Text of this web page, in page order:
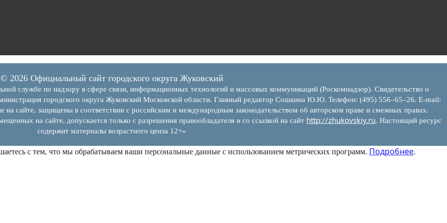
© 2026 Официальный сайт городского округа Жуковский
службе по надзору в сфере связи, информационных технологий и массовых коммуникаций (Роскомнадзор). Свидетельство о
городского округа Жуковский Московской области. Главный редактор Сошкина Ю.Ю. Телефон: (495) 556–65–26. E‑mail:
на сайте, защищены в соответствии с российским и международным законодательством об авторском праве и смежных правах.
на сайте, допускается только с разрешения правообладателя и со ссылкой на сайт http://zhukovskiy.ru. Настоящий ресурс
содержит материалы возрастного ценза 12+»
с тем, что мы обрабатываем ваши персональные данные с использованием метрических программ. Подробнее.